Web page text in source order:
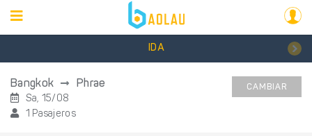
IDA
Bangkok Phrae
Sa, 15/08
1 Pasajeros
CAMBIAR